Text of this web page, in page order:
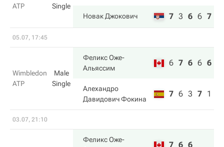
ATP
Single
Новак Джокович 7 3 6 6 7
05.07, 17:45
Wimbledon
ATP
Male
Single
Феликс Оже-
Альяссим
6 7 6 6 6
Алехандро
Давидович Фокина
7 6 3 7 1
03.07, 21:10
Феликс Оже-
7 6 6